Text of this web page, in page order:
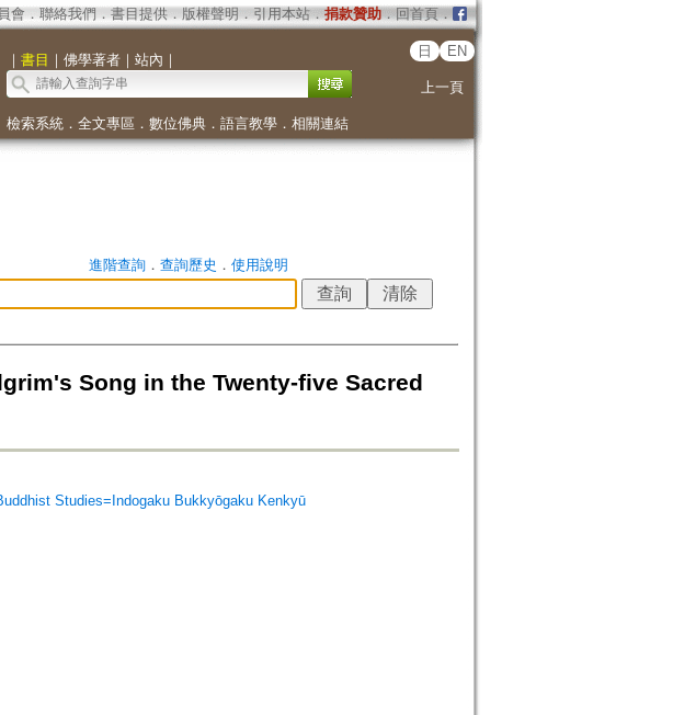
會． 聯絡我們 ． 書目提供． 版權聲明 ． 引用本站． 捐款贊助．回首頁．
｜ 書目 ｜ 佛學著者｜ 站內 ｜
日 EN
上一頁
檢索系統． 全文專區 ． 數位佛典． 語言教學． 相關連結
進階查詢． 查詢歷史 ． 使用說明
Song in the Twenty-five Sacred
Studies=Indogaku Bukkyōgaku Kenkyū